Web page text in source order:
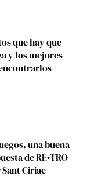
que hay que
y los mejores
una buena
de RE•TRO
Ciriac